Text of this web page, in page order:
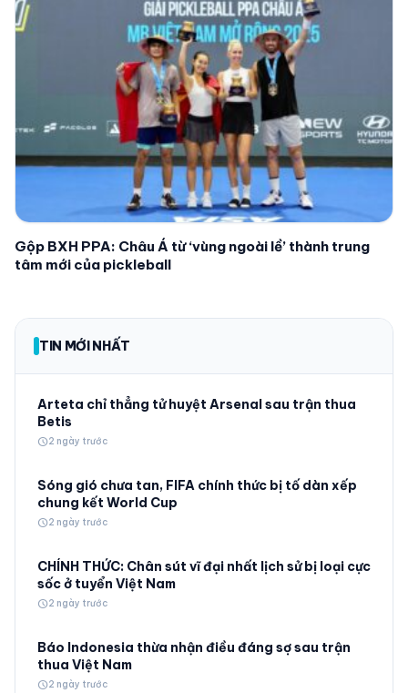
Gộp BXH PPA: Châu Á từ ‘vùng ngoài lề’ thành trung
tâm mới của pickleball
TIN MỚI NHẤT
Arteta chỉ thẳng tử huyệt Arsenal sau trận thua
Betis
schedule2 ngày trước
Sóng gió chưa tan, FIFA chính thức bị tố dàn xếp
chung kết World Cup
schedule2 ngày trước
CHÍNH THỨC: Chân sút vĩ đại nhất lịch sử bị loại cực
sốc ở tuyển Việt Nam
schedule2 ngày trước
Báo Indonesia thừa nhận điều đáng sợ sau trận
thua Việt Nam
schedule2 ngày trước